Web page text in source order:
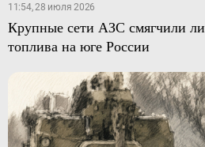
11:54, 28 июля 2026
Крупные сети АЗС смягчили
топлива на юге России